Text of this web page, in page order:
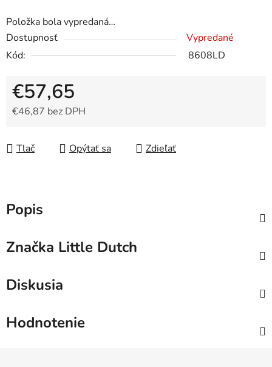
Položka bola vypredaná…
Dostupnosť
Vypredané
Kód:
8608LD
€57,65
€46,87 bez DPH
Tlač
Opýtať sa Zdieľať
Popis
Značka Little Dutch
Diskusia
Hodnotenie